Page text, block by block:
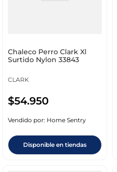
Chaleco Perro Clark Xl
Surtido Nylon 33843
CLARK
$54.950
Vendido por: Home Sentry
Disponible en tiendas